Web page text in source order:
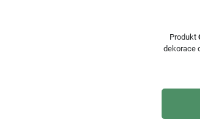
Produkt
dekorace